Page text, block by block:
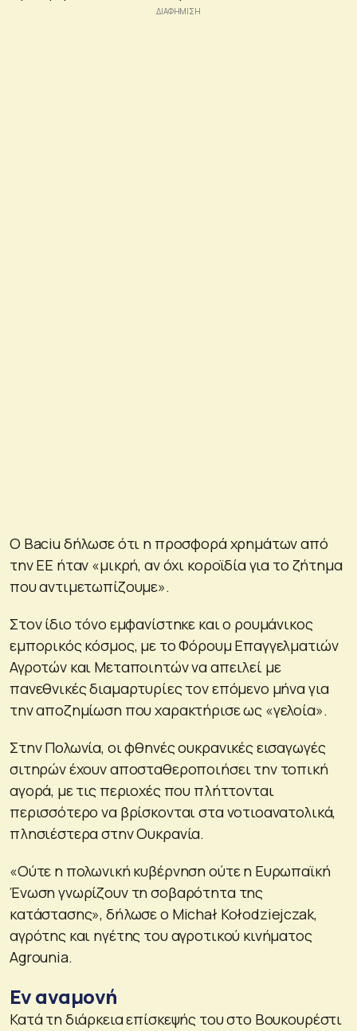
Ο Baciu δήλωσε ότι η προσφορά χρημάτων από
την ΕΕ ήταν «μικρή, αν όχι κοροϊδία για το ζήτημα
που αντιμετωπίζουμε».
Στον ίδιο τόνο εμφανίστηκε και ο ρουμάνικος
εμπορικός κόσμος, με το Φόρουμ Επαγγελματιών
Αγροτών και Μεταποιητών να απειλεί με
πανεθνικές διαμαρτυρίες τον επόμενο μήνα για
την αποζημίωση που χαρακτήρισε ως «γελοία».
Στην Πολωνία, οι φθηνές ουκρανικές εισαγωγές
σιτηρών έχουν αποσταθεροποιήσει την τοπική
αγορά, με τις περιοχές που πλήττονται
περισσότερο να βρίσκονται στα νοτιοανατολικά,
πλησιέστερα στην Ουκρανία.
«Ούτε η πολωνική κυβέρνηση ούτε η Ευρωπαϊκή
Ένωση γνωρίζουν τη σοβαρότητα της
κατάστασης», δήλωσε ο Michał Kołodziejczak,
αγρότης και ηγέτης του αγροτικού κινήματος
Agrounia.
Εν αναμονή
Κατά τη διάρκεια επίσκεψής του στο Βουκουρέστι